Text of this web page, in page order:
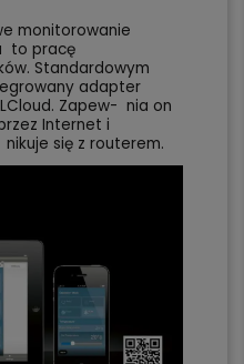
monitorowanie
to pracę
Standardowym
adapter
Zapew- nia on
Internet i
się z routerem.